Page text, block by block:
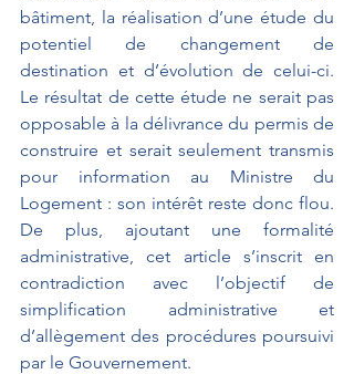
bâtiment, la réalisation d’une étude du
potentiel de changement de
destination et d’évolution de celui-ci.
Le résultat de cette étude ne serait pas
opposable à la délivrance du permis de
construire et serait seulement transmis
pour information au Ministre du
Logement : son intérêt reste donc flou.
De plus, ajoutant une formalité
administrative, cet article s’inscrit en
contradiction avec l’objectif de
simplification administrative et
d’allègement des procédures poursuivi
par le Gouvernement.